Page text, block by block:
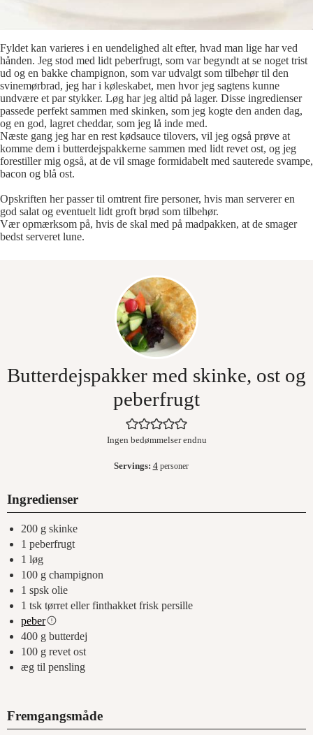
Fyldet kan varieres i en uendelighed alt efter, hvad man lige har ved
hånden. Jeg stod med lidt peberfrugt, som var begyndt at se noget trist
ud og en bakke champignon, som var udvalgt som tilbehør til den
svinemørbrad, jeg har i køleskabet, men hvor jeg sagtens kunne
undvære et par stykker. Løg har jeg altid på lager. Disse ingredienser
passede perfekt sammen med skinken, som jeg kogte den anden dag,
og en god, lagret cheddar, som jeg lå inde med.
Næste gang jeg har en rest kødsauce tilovers, vil jeg også prøve at
komme dem i butterdejspakkerne sammen med lidt revet ost, og jeg
forestiller mig også, at de vil smage formidabelt med sauterede svampe,
bacon og blå ost.
Opskriften her passer til omtrent fire personer, hvis man serverer en
god salat og eventuelt lidt groft brød som tilbehør.
Vær opmærksom på, hvis de skal med på madpakken, at de smager
bedst serveret lune.
Butterdejspakker med skinke, ost og
peberfrugt
Ingen bedømmelser endnu
Servings: 4 personer
Ingredienser
200 g skinke
1 peberfrugt
1 løg
100 g champignon
1 spsk olie
1 tsk tørret eller finthakket frisk persille
peber
400 g butterdej
100 g revet ost
æg til pensling
Fremgangsmåde